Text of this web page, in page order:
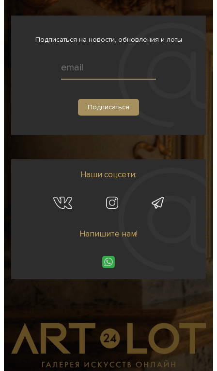
Подписаться на новости, обновления и лоты
Наши соцсети:
Напишите нам!